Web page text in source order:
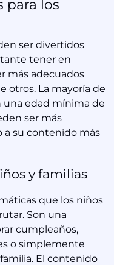
para los
ser divertidos
tener en
más adecuados
otros. La mayoría de
una edad mínima de
ser más
a su contenido más
y familias
que los niños
Son una
cumpleaños,
o simplemente
El contenido